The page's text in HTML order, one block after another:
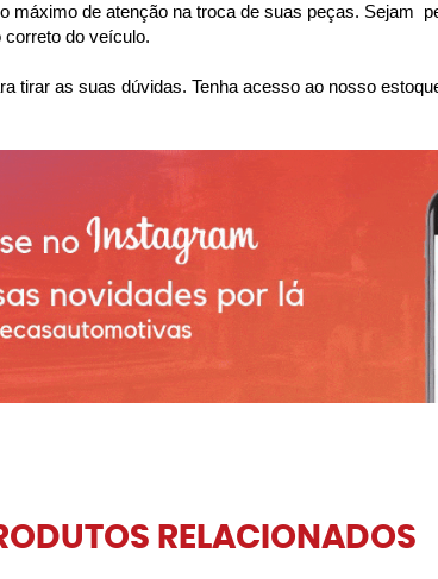
de atenção na troca de suas peças. Sejam
correto do veículo.
tirar as suas dúvidas. Tenha acesso ao nosso
RELACIONADOS